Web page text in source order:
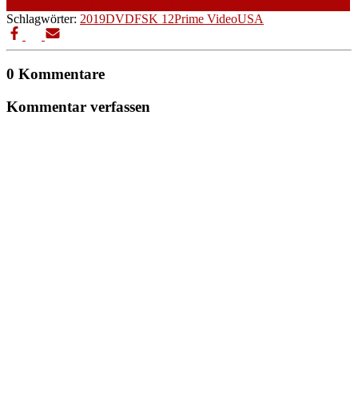
Schlagwörter: 2019DVDFSK 12Prime VideoUSA
0 Kommentare
Kommentar verfassen